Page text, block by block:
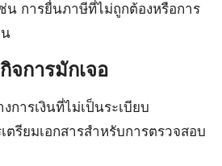
น การยื่นภาษีที่ไม่ถูกต้องหรือการ
จการมักเจอ
การเงินที่ไม่เป็นระเบียบ
ตรียมเอกสารสำหรับการตรวจสอบ